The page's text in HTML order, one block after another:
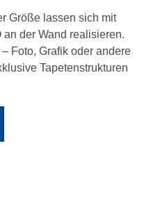
Größe lassen sich mit
der Wand realisieren.
Foto, Grafik oder andere
Tapetenstrukturen